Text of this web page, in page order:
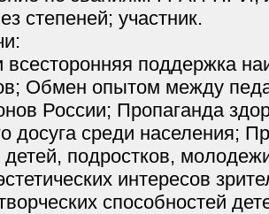
степеней; участник.
поддержка
Обмен опытом между
России; Пропаганда
досуга среди населения;
детей, подростков,
интересов
способностей